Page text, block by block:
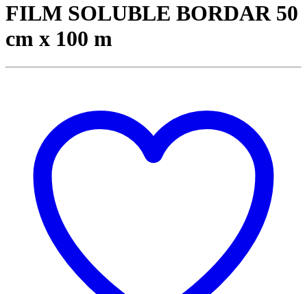
FILM SOLUBLE BORDAR 50
cm x 100 m